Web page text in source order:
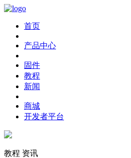
首页
产品中心
固件
教程
新闻
商城
开发者平台
教程 资讯